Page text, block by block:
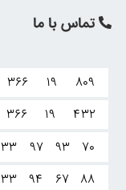
تماس با ما
۳۶۶ ۱۹
۸۰۹
۳۶۶ ۱۹
۴۳۲
۳۳ ۹۷ ۹۳
۷۰
۳۳ ۹۴ ۶۷ ۸۸